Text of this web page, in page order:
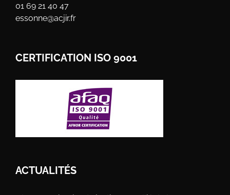
01 69 21 40 47
essonne@acjir.fr
CERTIFICATION ISO 9001
ACTUALITÉS